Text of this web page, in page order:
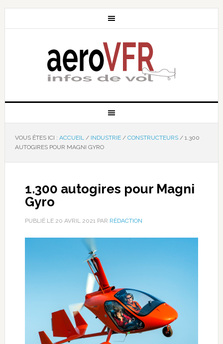
VOUS ÊTES ICI : ACCUEIL / INDUSTRIE / CONSTRUCTEURS /1.300
AUTOGIRES POUR MAGNI GYRO
1.300 autogires pour Magni
Gyro
PUBLIÉ LE 20 AVRIL 2021PAR RÉDACTION